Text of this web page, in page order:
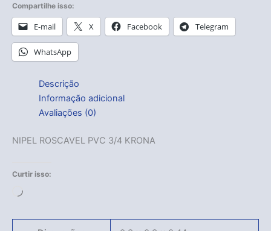
Compartilhe isso:
E-mail X Facebook Telegram
WhatsApp
Descrição
Informação adicional
Avaliações (0)
NIPEL ROSCAVEL PVC 3/4 KRONA
Curtir isso:
Carregando...